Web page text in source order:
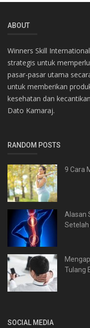
ABOUT
Winners Skill
strategis untuk
pasar-pasar utama
untuk memberikan
kesehatan dan
Dato Kamaraj.
RANDOM POSTS
9 Cara
Alasan
Setelah
Tulang
SOCIAL MEDIA